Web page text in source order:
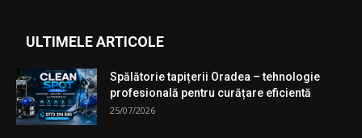
ULTIMELE ARTICOLE
Spălătorie tapițerii Oradea – tehnologie
profesională pentru curățare eficientă
25/07/2026